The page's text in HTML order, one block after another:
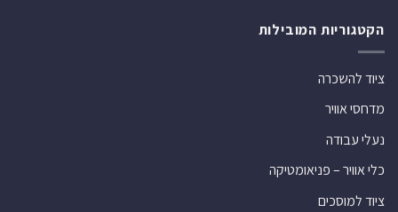
הקטגוריות המובילות
ציוד להשכרה
מדחסי אוויר
נעלי עבודה
כלי אוויר – פניאומטיקה
ציוד למוסכים